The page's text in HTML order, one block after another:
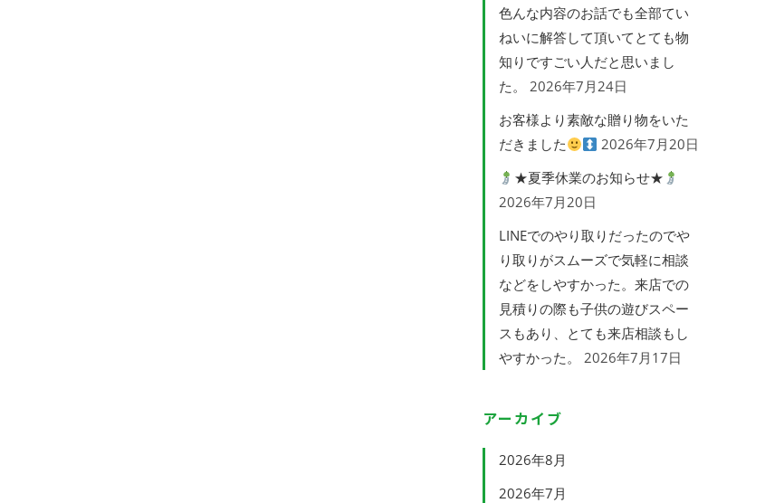
色んな内容のお話でも全部てい
ねいに解答して頂いてとても物
知りですごい人だと思いまし
た。
2026年7月24日
お客様より素敵な贈り物をいた
だきました
2026年7月20日
★夏季休業のお知らせ★
2026年7月20日
LINEでのやり取りだったのでや
り取りがスムーズで気軽に相談
などをしやすかった。来店での
見積りの際も子供の遊びスペー
スもあり、とても来店相談もし
やすかった。
2026年7月17日
アーカイブ
2026年8月
2026年7月